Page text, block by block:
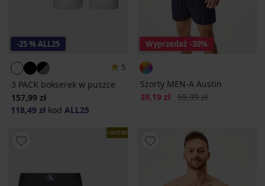
-25 % ALL25
5
3 PACK bokserek w puszce
157,99 zł
118,49 zł kod ALL25
Wyprzedaż -30%
Szorty MEN-A Austin
Zniżka
39,19 zł Pierwotna cena
55,99 zł
LIMITED